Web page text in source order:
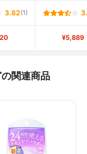
3.82(1)
¥5,889
関連商品